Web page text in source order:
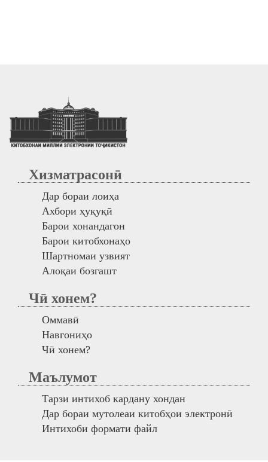
Хизматрасонӣ
Дар бораи лоиҳа
Ахбори ҳуқуқӣ
Барои хонандагон
Барои китобхонаҳо
Шартномаи узвият
Алоқаи бозгашт
Чӣ хонем?
Оммавӣ
Навгониҳо
Чӣ хонем?
Маълумот
Тарзи интихоб кардану хондан
Дар бораи мутолеаи китобҳои электронӣ
Интихоби формати файл